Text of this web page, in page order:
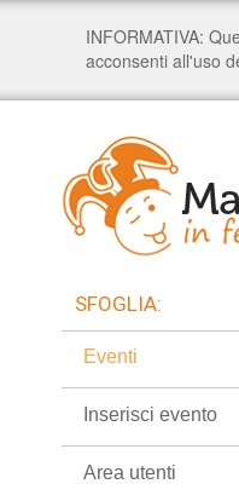
SFOGLIA:
Eventi
Inserisci evento
Area utenti